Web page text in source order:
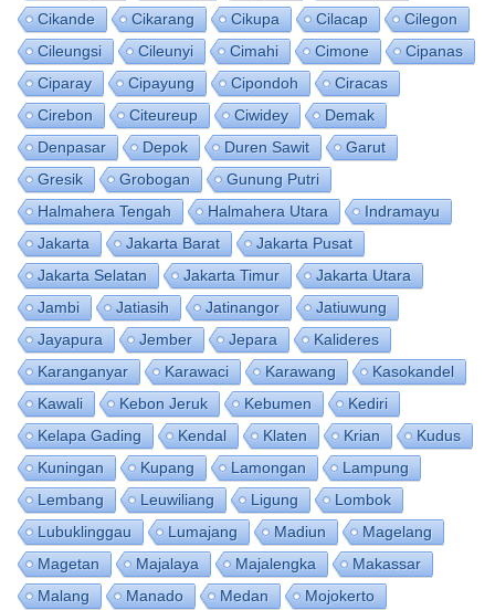
Cikande
Cikarang Cikupa Cilacap
Cilegon
Cileungsi
Cileunyi Cimahi Cimone
Cipanas
Ciparay
Cipayung Cipondoh
Ciracas
Cirebon
Citeureup Ciwidey
Demak
Denpasar
Depok Duren Sawit
Garut
Gresik
Grobogan
Gunung Putri
Halmahera Tengah
Halmahera Utara
Indramayu
Jakarta
Jakarta Barat
Jakarta Pusat
Jakarta Selatan
Jakarta Timur
Jakarta Utara
Jambi
Jatiasih Jatinangor
Jatiuwung
Jayapura
Jember Jepara
Kalideres
Karanganyar
Karawaci Karawang
Kasokandel
Kawali
Kebon Jeruk Kebumen
Kediri
Kelapa Gading
Kendal Klaten Krian
Kudus
Kuningan
Kupang Lamongan
Lampung
Lembang
Leuwiliang Ligung
Lombok
Lubuklinggau
Lumajang Madiun
Magelang
Magetan
Majalaya Majalengka
Makassar
Malang
Manado Medan
Mojokerto